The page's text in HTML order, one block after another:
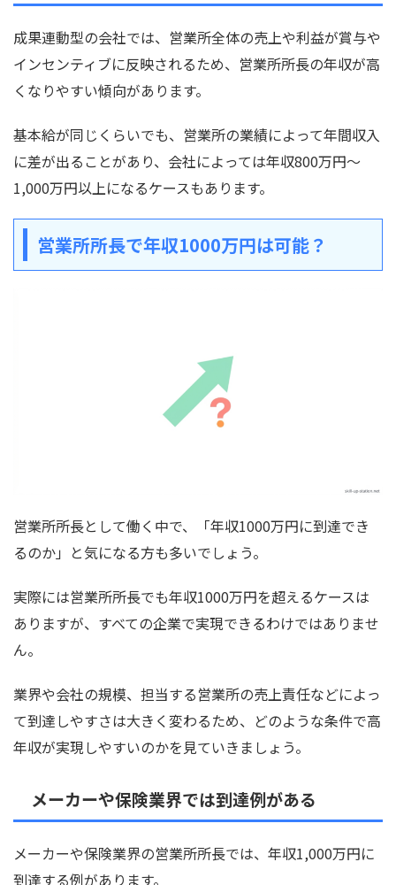
成果連動型の会社では、営業所全体の売上や利益が賞与や
インセンティブに反映されるため、営業所所長の年収が高
くなりやすい傾向があります。
基本給が同じくらいでも、営業所の業績によって年間収入
に差が出ることがあり、会社によっては年収800万円〜
1,000万円以上になるケースもあります。
営業所所長で年収1000万円は可能？
営業所所長として働く中で、「年収1000万円に到達でき
るのか」と気になる方も多いでしょう。
実際には営業所所長でも年収1000万円を超えるケースは
ありますが、すべての企業で実現できるわけではありませ
ん。
業界や会社の規模、担当する営業所の売上責任などによっ
て到達しやすさは大きく変わるため、どのような条件で高
年収が実現しやすいのかを見ていきましょう。
メーカーや保険業界では到達例がある
メーカーや保険業界の営業所所長では、年収1,000万円に
到達する例があります。